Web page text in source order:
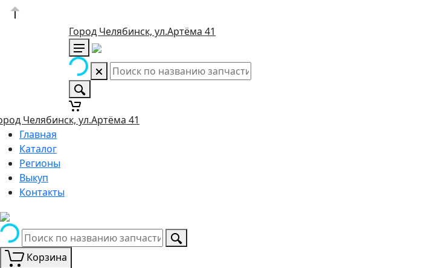
Город Челябинск, ул.Артёма 41
Челябинск, ул.Артёма 41
Главная
Каталог
Регионы
Выкуп
Контакты
Корзина